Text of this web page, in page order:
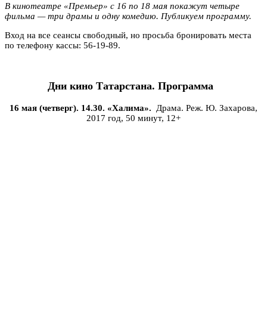
В кинотеатре «Премьер» с 16 по 18 мая покажут четыре
фильма — три драмы и одну комедию. Публикуем программу.
Вход на все сеансы свободный, но просьба бронировать места
по телефону кассы: 56-19-89.
Дни кино Татарстана. Программа
16 мая (четверг). 14.30. «Халима».
Драма. Реж. Ю. Захарова,
2017 год, 50 минут, 12+